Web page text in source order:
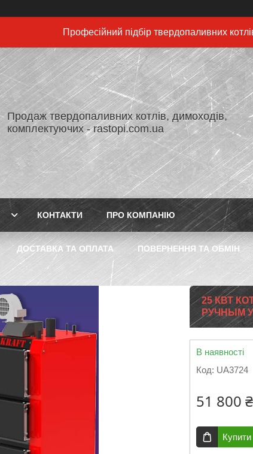
Професійний підбір твердопаливних
Продаж твердопаливних котлів, димоходів,
комплектуючих - rastopi.com.ua
КОНТАКТИ ПРО КОМПАНІЮ
ДОСТАВКА ТА ОПЛАТА ПОВЕРНЕННЯ ТА ОБМІН
25 КВТ
РУЧНЫМ
В наявності
Код: UA3724
51 800 ₴
Купити